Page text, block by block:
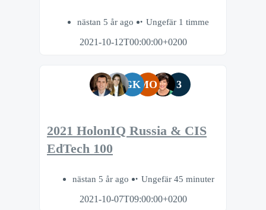
nästan 5 år ago
Ungefär 1 timme
2021-10-12T00:00:00+0200
GKMO 3
2021 HolonIQ Russia & CIS
EdTech 100
nästan 5 år ago
Ungefär 45 minuter
2021-10-07T09:00:00+0200